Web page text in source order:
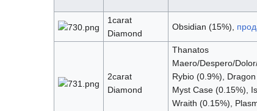
1carat
Diamond
Obsidian (15%),
2carat
Diamond
Thanatos
Maero/Despero/
Rybio (0.9%),
Myst Case (0.15%),
Wraith (0.15%),